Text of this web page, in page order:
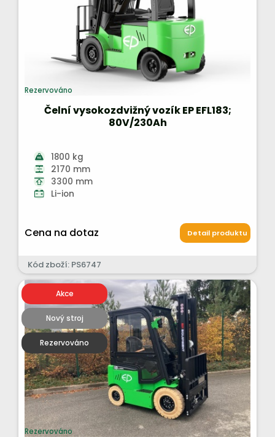
Rezervováno
Čelní vysokozdvižný vozík EP EFL183;
80V/230Ah
1800 kg
2170 mm
3300 mm
Li-ion
Cena na dotaz Detail produktu
Kód zboží: PS6747
Akce
Nový stroj
Rezervováno
Rezervováno